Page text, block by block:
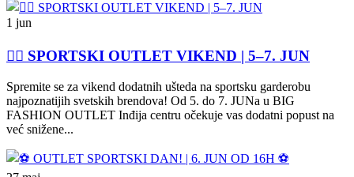
1 jun
🏃‍♀️ SPORTSKI OUTLET VIKEND | 5–7. JUN
Spremite se za vikend dodatnih ušteda na sportsku garderobu
najpoznatijih svetskih brendova! Od 5. do 7. JUNa u BIG
FASHION OUTLET Inđija centru očekuje vas dodatni popust na
već snižene...